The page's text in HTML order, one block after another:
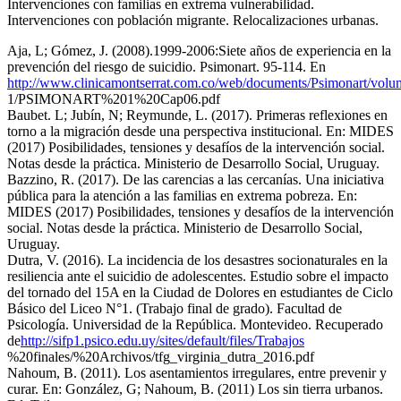
Intervenciones con familias en extrema vulnerabilidad.
Intervenciones con población migrante. Relocalizaciones urbanas.
Aja, L; Gómez, J. (2008).1999-2006:Siete años de experiencia en la
prevención del riesgo de suicidio. Psimonart. 95-114. En
http://www.clinicamontserrat.com.co/web/documents/Psimonart/
1/PSIMONART%201%20Cap06.pdf
Baubet. L; Jubín, N; Reymunde, L. (2017). Primeras reflexiones en
torno a la migración desde una perspectiva institucional. En: MIDES
(2017) Posibilidades, tensiones y desafíos de la intervención social.
Notas desde la práctica. Ministerio de Desarrollo Social, Uruguay.
Bazzino, R. (2017). De las carencias a las cercanías. Una iniciativa
pública para la atención a las familias en extrema pobreza. En:
MIDES (2017) Posibilidades, tensiones y desafíos de la intervención
social. Notas desde la práctica. Ministerio de Desarrollo Social,
Uruguay.
Dutra, V. (2016). La incidencia de los desastres socionaturales en la
resiliencia ante el suicidio de adolescentes. Estudio sobre el impacto
del tornado del 15A en la Ciudad de Dolores en estudiantes de Ciclo
Básico del Liceo N°1. (Trabajo final de grado). Facultad de
Psicología. Universidad de la República. Montevideo. Recuperado
dehttp://sifp1.psico.edu.uy/sites/default/files/Trabajos
%20finales/%20Archivos/tfg_virginia_dutra_2016.pdf
Nahoum, B. (2011). Los asentamientos irregulares, entre prevenir y
curar. En: González, G; Nahoum, B. (2011) Los sin tierra urbanos.